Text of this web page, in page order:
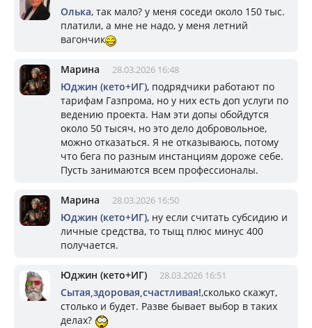
Олька, так мало? у меня соседи около 150 тыс.
платили, а мне не надо, у меня летний
вагончик
Марина 28.03.2026 16:48
Юджин (кето+ИГ), подрядчики работают по
тарифам Газпрома, но у них есть доп услуги по
ведению проекта. Нам эти допы обойдутся
около 50 тысяч, но это дело добровольное,
можно отказаться. Я не отказываюсь, потому
что бега по разным инстанциям дороже себе.
Пусть занимаются всем профессионалы.
Марина 28.03.2026 16:50
Юджин (кето+ИГ), ну если считать субсидию и
личные средства, то тыщ плюс минус 400
получается.
Юджин (кето+ИГ) 28.03.2026 16:51
Сытая,здоровая,счастливая!,сколько скажут,
столько и будет. Разве бывает выбор в таких
делах?